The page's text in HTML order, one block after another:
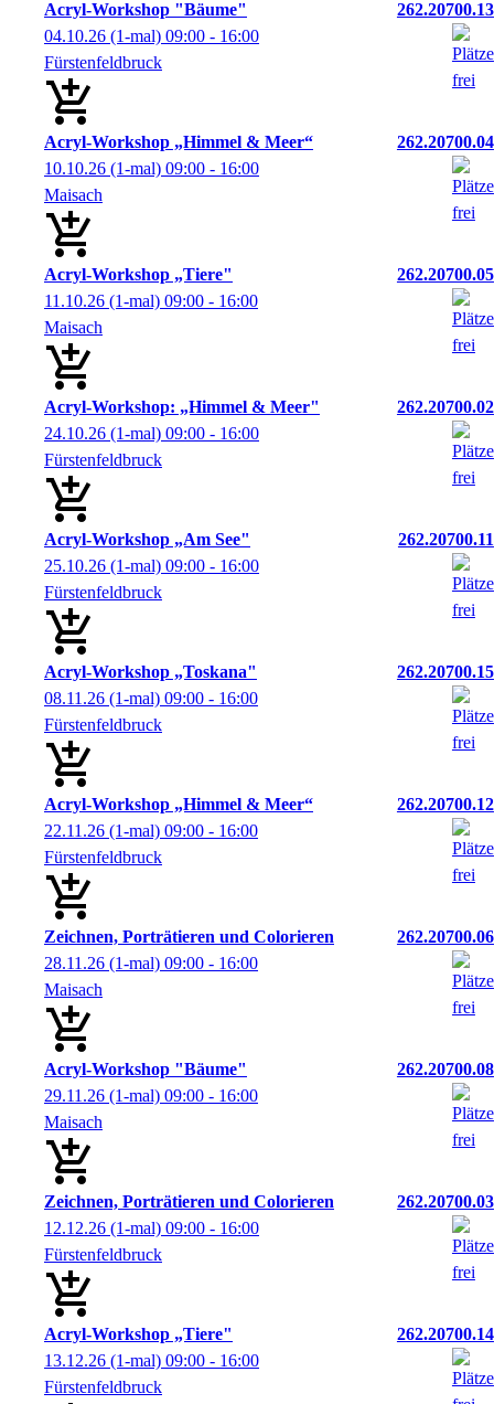
Acryl-Workshop "Bäume"
262.20700.13
04.10.26 (1-mal) 09:00 - 16:00
Fürstenfeldbruck
Acryl-Workshop „Himmel & Meer“
262.20700.04
10.10.26 (1-mal) 09:00 - 16:00
Maisach
Acryl-Workshop „Tiere"
262.20700.05
11.10.26 (1-mal) 09:00 - 16:00
Maisach
Acryl-Workshop: „Himmel & Meer"
262.20700.02
24.10.26 (1-mal) 09:00 - 16:00
Fürstenfeldbruck
Acryl-Workshop „Am See"
262.20700.11
25.10.26 (1-mal) 09:00 - 16:00
Fürstenfeldbruck
Acryl-Workshop „Toskana"
262.20700.15
08.11.26 (1-mal) 09:00 - 16:00
Fürstenfeldbruck
Acryl-Workshop „Himmel & Meer“
262.20700.12
22.11.26 (1-mal) 09:00 - 16:00
Fürstenfeldbruck
Zeichnen, Porträtieren und Colorieren
262.20700.06
28.11.26 (1-mal) 09:00 - 16:00
Maisach
Acryl-Workshop "Bäume"
262.20700.08
29.11.26 (1-mal) 09:00 - 16:00
Maisach
Zeichnen, Porträtieren und Colorieren
262.20700.03
12.12.26 (1-mal) 09:00 - 16:00
Fürstenfeldbruck
Acryl-Workshop „Tiere"
262.20700.14
13.12.26 (1-mal) 09:00 - 16:00
Fürstenfeldbruck